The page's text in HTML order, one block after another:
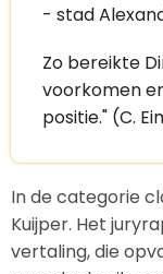
- stad
Zo bereikte
voorkomen
positie." (C.
In de categorie
Kuijper. Het
vertaling, die